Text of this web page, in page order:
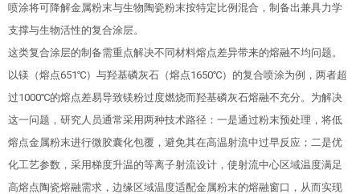
喷涂将可降解金属粉末与生物陶瓷粉末按特定比例混合，制备出兼具力学
支撑与生物活性的复合涂层。
这类复合涂层的制备需重点解决不同材料熔点差异带来的熔融不均问题。
以镁（熔点651℃）与羟基磷灰石（熔点1650℃）的复合喷涂为例，两者超
过1000℃的熔点差易导致镁粉过度燃烧而羟基磷灰石熔融不充分。为解决
这一问题，研究人员通常采用两种技术路径：一是通过粉末预处理，将低
熔点金属粉末进行微胶囊化包覆，避免其在高温射流中过早反应；二是优
化工艺参数，采用梯度升温的等离子射流设计，使射流中心区域温度满足
高熔点陶瓷熔融需求，边缘区域温度适配金属粉末的熔融窗口，从而实现